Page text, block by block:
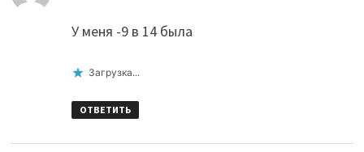
У меня -9 в 14 была
Загрузка...
ОТВЕТИТЬ